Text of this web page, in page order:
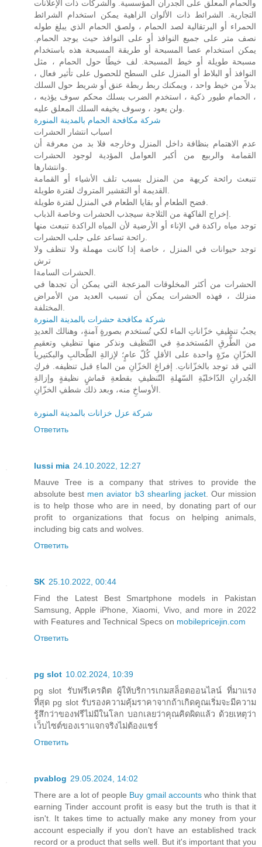
والحمام المعلق على الجدران المؤسسية. والشركات ذات الإعلانات
التجارية. الشرائط ذات الألوان الزاهية يمكن استخدام الشرائط
الحمراء أو البرتقالية لصد الحمام ، ولصق الحمام الذي يبلغ طوله
نصف متر على جميع النوافذ أو على النوافذ حيث يوجد الحمام.
يمكن استخدام عصا المسبحة أو طريقة المسبحة هذه باستخدام
مسبحة طويلة أو خيط المسبحة. لف خيطًا حول الحمام ، مثل
النوافذ أو البلاط أو المنزل على السطح للحصول على تأثير فعال ،
بدلاً من خيط واحد ، ويمكنك ربط ربطة عنق أو شريط حول السلك
، الحمام طيور ذكية ، استخدم الضرب بسلك محكم سوف يؤذيه ،
شركة مكافحة الحمام بالمدينة المنورة
اسباب انتشار الحشرات
عدم الاهتمام بنظافة داخل المنزل وخارجه فلا بد من معرفة أن
القمامة والربيع من أكبر العوامل المؤدية لوجود الحشرات
تنبعث رائحة كريهة من المنزل بسبب تلف الأشياء أو القمامة
توجد مياه راكدة في الإناء أو الأرضية لأن المياه الراكدة تنبعث منها
توجد حيوانات في المنزل ، خاصة إذا كانت مهملة ولا تنظف ولا
ترش
الحشرات من أكثر المخلوقات المزعجة التي يمكن أن تجدها في
منزلك ، فهذه الحشرات يمكن أن تسبب العديد من الأمراض
شركة مكافحة حشرات بالمدينة المنورة
يجبُ تنظيفِ خزّاناتِ الماء لكي تُستخدم بصورةٍ آمنةٍ، وهنالك العديدِ
من الطُّرقِ المُستخدمةِ في التّنظيف ونذكر منها تنظيفِ وتعقيمِ
الخزّانِ مرّةٍ واحدة على الأقلِ كُلّ عامٍ؛ لإزالةِ الطّحالبِ والبكتيريا
التي قد توجد بالخزّاناتِ. إفراغِ الخزّانِ من الماءِ قبل تنظيفه. فركِ
الجُدرانِ الدّاخليّةِ السّهلةِ التّنظيفِ بقطعةِ قماشٍ نظيفةٍ وإزالةِ
شركة عزل خزانات بالمدينة المنورة
Ответить
lussi mia 24.10.2022, 12:27
Mauve Tree is a company that strives to provide the
absolute best men aviator b3 shearling jacket. Our mission
is to help those who are in need, by donating part of our
profit to organizations that focus on helping animals,
including big cats and wolves.
Ответить
SK 25.10.2022, 00:44
Find the Latest Best Smartphone models in Pakistan
Samsung, Apple iPhone, Xiaomi, Vivo, and more in 2022
with Features and Technical Specs on mobilepricejin.com
Ответить
pg slot 10.02.2024, 10:39
pg slot รับฟรีเครดิต ผู้ให้บริการเกมสล็อตออนไลน์ ที่มาแรง
ที่สุด pg slot รับรองความคุ้มราคาจากถ้าเกิดคูณเริ่มจะมีความ
รู้สึกว่าของฟรีไม่มีในโลก บอกเลยว่าคุณคิดผิดแล้ว ด้วยเหตุว่า
เว็บไซต์ของเราแจกจริงไม่ต้องแชร์
Ответить
pvablog 29.05.2024, 14:02
There are a lot of people Buy gmail accountswho think that
earning Tinder account profit is easy but the truth is that it
isn't. It takes time to actually make any money from your
account especially if you don't have an established track
record or a product that sells well. But it's important that you